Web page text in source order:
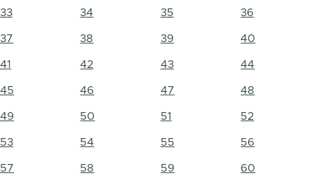
33 34 35 36
37 38 39 40
41 42 43 44
45 46 47 48
49 50 51 52
53 54 55 56
57 58 59 60